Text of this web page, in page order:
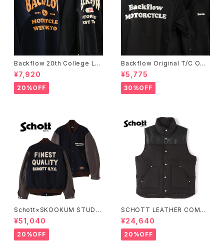
Backflow 20th College Lo
go T/C Sweat
¥7,920
20%OFF
Backflow Original T/C Ope
n Collar S/S Work Shirt
¥5,775
30%OFF
Schott×SKOOKUM STUDIU
M JACKET FINEST QUALIT
Y
¥51,040
20%OFF
SCHOTT LEATHER COMBI
DOWN VEST
¥24,640
20%OFF